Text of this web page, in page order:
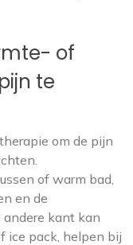
of
te
om de pijn
of warm bad,
en de
andere kant kan
ice pack, helpen bij